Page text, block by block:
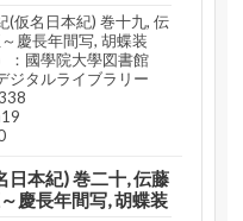
(仮名日本紀) 巻十九, 伝
慶長年間写, 胡蝶装
：國學院大學図書館
ジタルライブラリー
日本紀) 巻二十, 伝藤
慶長年間写, 胡蝶装